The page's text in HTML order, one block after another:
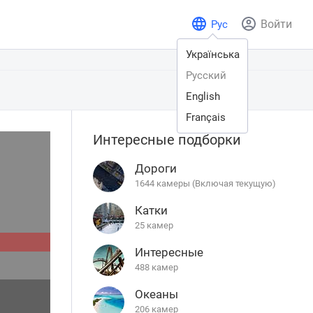
Войти
Рус
Українська
Русский
English
Français
Интересные подборки
Дороги
1644 камеры (Включая текущую)
Катки
25 камер
Интересные
488 камер
Океаны
206 камер